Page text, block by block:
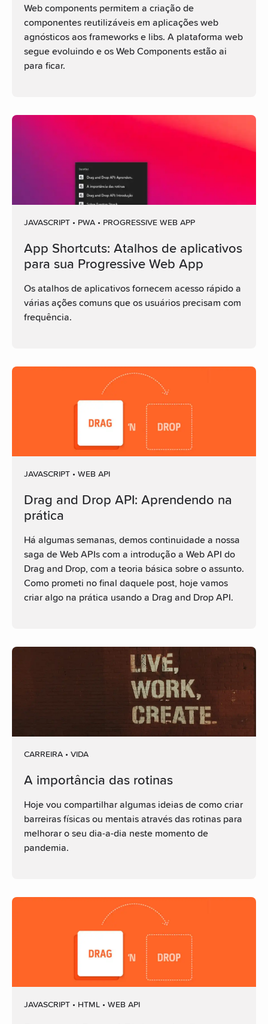
Web components permitem a criação de
componentes reutilizáveis em aplicações web
agnósticos aos frameworks e libs. A plataforma web
segue evoluindo e os Web Components estão ai
para ficar.
JAVASCRIPT • PWA • PROGRESSIVE WEB APP
App Shortcuts: Atalhos de aplicativos
para sua Progressive Web App
Os atalhos de aplicativos fornecem acesso rápido a
várias ações comuns que os usuários precisam com
frequência.
JAVASCRIPT • WEB API
Drag and Drop API: Aprendendo na
prática
Há algumas semanas, demos continuidade a nossa
saga de Web APIs com a introdução a Web API do
Drag and Drop, com a teoria básica sobre o assunto.
Como prometi no final daquele post, hoje vamos
criar algo na prática usando a Drag and Drop API.
CARREIRA • VIDA
A importância das rotinas
Hoje vou compartilhar algumas ideias de como criar
barreiras físicas ou mentais através das rotinas para
melhorar o seu dia-a-dia neste momento de
pandemia.
JAVASCRIPT • HTML • WEB API